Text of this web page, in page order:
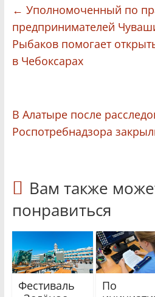
← Уполномоченный по
предпринимателей
Рыбаков помогает
в Чебоксарах
В Алатыре после
Роспотребнадзора
Вам также
понравиться
Фестиваль
По